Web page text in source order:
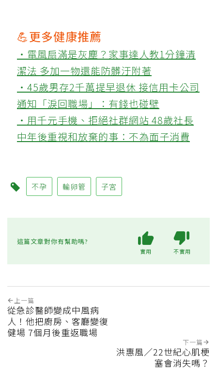
💪更多健康推薦
‧電風扇滿是灰塵？家事達人教1分鐘清
潔法 多加一物還能防髒汙附著
‧45歲男存2千萬提早退休 接信用卡公司
通知「淚回職場」：有錢也碰壁
‧用千元手機、拒絕社群網站 48歲社長
中年後重視和放棄的事：不為面子消費
不孕 輸卵管 子宮
這篇文章對你有幫助嗎?
實用 不實用
上一篇
從急診醫師變成中風病
人！他把廚房、客廳變復
健場 7個月後重返職場
下一篇
洪惠風／22世紀心肌梗
塞會消失嗎？